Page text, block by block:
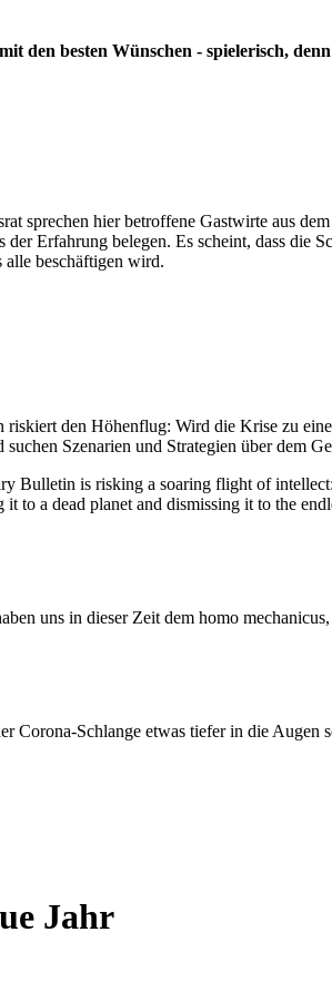
besten Wünschen - spielerisch,
sprechen hier betroffene Gastwirte aus
Erfahrung belegen. Es scheint, dass
beschäftigen wird.
den Höhenflug: Wird die Krise zu
Szenarien und Strategien über dem
Bulletin is risking a soaring flight of
a dead planet and dismissing it to the
uns in dieser Zeit dem homo
Schlange etwas tiefer in die Augen
Jahr